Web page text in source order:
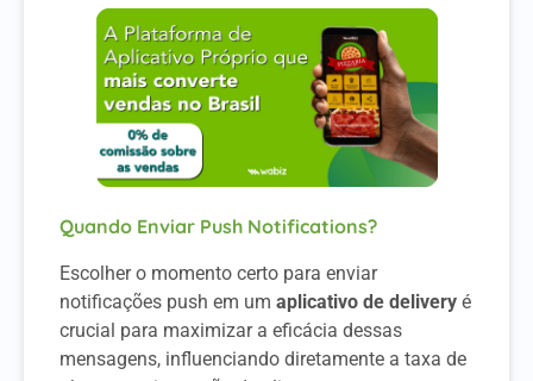
Quando Enviar Push Notifications?
Escolher o momento certo para enviar
notificações push em um aplicativo de delivery é
crucial para maximizar a eficácia dessas
mensagens, influenciando diretamente a taxa de